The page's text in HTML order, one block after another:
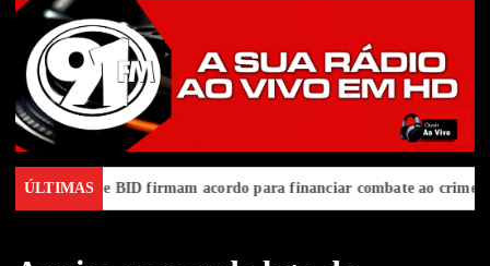
ÚLTIMAS
Brasil e BID firmam acordo para financiar combate ao crime